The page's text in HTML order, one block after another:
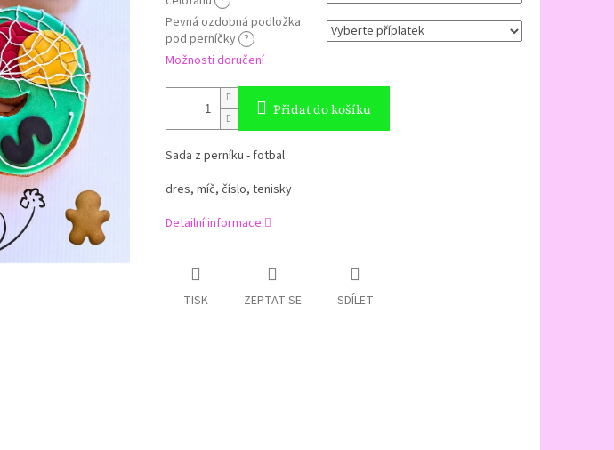
Pevná ozdobná podložka
pod perníčky ?
Možnosti doručení
Přidat do košíku
Sada z perníku - fotbal
dres, míč, číslo, tenisky
Detailní informace
TISK ZEPTAT SE SDÍLET